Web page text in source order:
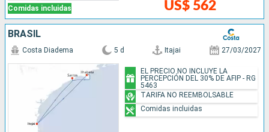
Comidas incluidas US$ 562
BRASIL
Costa Diadema 5 d Itajai 27/03/2027
EL PRECIO NO INCLUYE LA
PERCEPCIÓN DEL 30% DE AFIP - RG
5463
TARIFA NO REEMBOLSABLE
Comidas incluidas